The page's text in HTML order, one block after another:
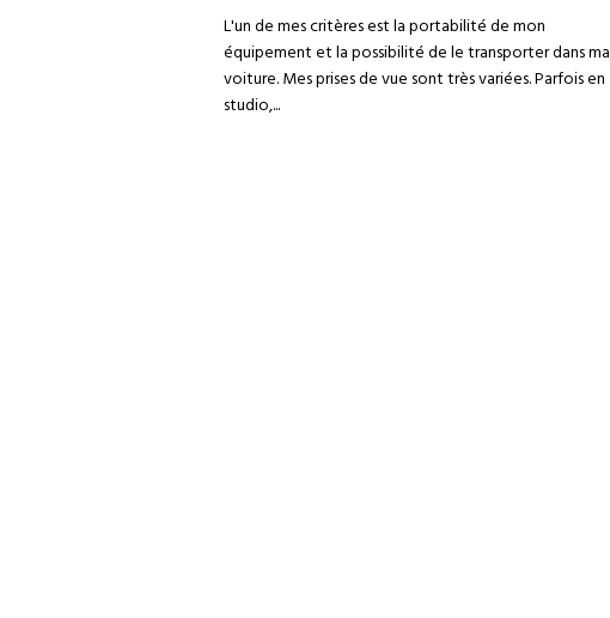
L'un de mes critères est la portabilité de mon
équipement et la possibilité de le transporter dans ma
voiture. Mes prises de vue sont très variées. Parfois en
studio,...